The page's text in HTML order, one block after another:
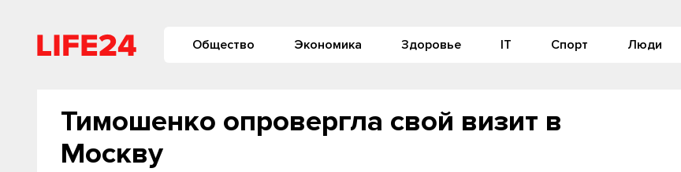
Общество Экономика Здоровье IT Спорт Люди
Тимошенко опровергла свой визит в
Москву